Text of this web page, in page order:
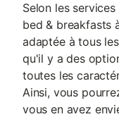
Selon les
bed & breakfasts
adaptée à tous
qu'il y a des
toutes les
Ainsi, vous
vous en avez